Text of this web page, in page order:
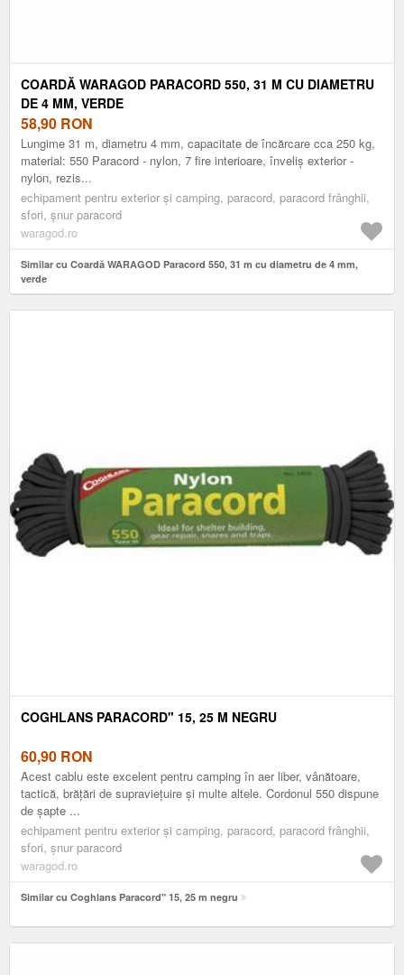
COARDĂ WARAGOD PARACORD 550, 31 M CU DIAMETRU
DE 4 MM, VERDE
58,90 RON
Lungime 31 m, diametru 4 mm, capacitate de încărcare cca 250 kg,
material: 550 Paracord - nylon, 7 fire interioare, înveliș exterior -
nylon, rezis...
echipament pentru exterior și camping, paracord, paracord frânghii,
sfori, șnur paracord
waragod.ro
Similar cu Coardă WARAGOD Paracord 550, 31 m cu diametru de 4 mm,
verde
COGHLANS PARACORD" 15, 25 M NEGRU
60,90 RON
Acest cablu este excelent pentru camping în aer liber, vânătoare,
tactică, brățări de supraviețuire și multe altele. Cordonul 550 dispune
de șapte ...
echipament pentru exterior și camping, paracord, paracord frânghii,
sfori, șnur paracord
waragod.ro
Similar cu Coghlans Paracord" 15, 25 m negru